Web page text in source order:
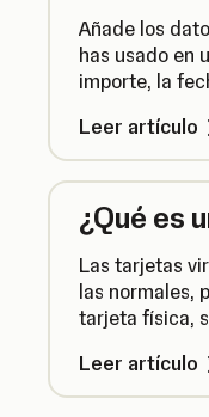
Añade los
has usado en
importe, la
Leer artículo
¿Qué es
Las tarjetas
las normales,
tarjeta física,
Leer artículo